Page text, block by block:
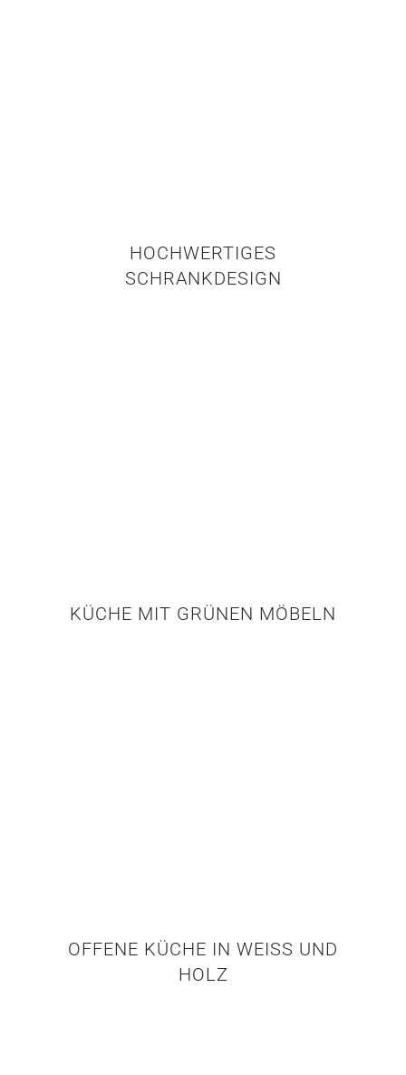
HOCHWERTIGES
SCHRANKDESIGN
KÜCHE MIT GRÜNEN MÖBELN
OFFENE KÜCHE IN WEISS UND H
OLZ